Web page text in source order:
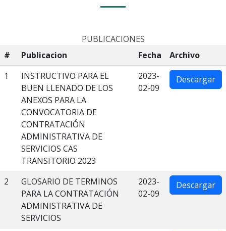
PUBLICACIONES
#
Publicacion Fecha
Archivo
1
INSTRUCTIVO PARA EL
BUEN LLENADO DE LOS
ANEXOS PARA LA
CONVOCATORIA DE
CONTRATACIÓN
ADMINISTRATIVA DE
SERVICIOS CAS
TRANSITORIO 2023
2023-
02-09
Descargar
2
GLOSARIO DE TERMINOS
PARA LA CONTRATACIÓN
ADMINISTRATIVA DE
SERVICIOS
2023-
02-09
Descargar